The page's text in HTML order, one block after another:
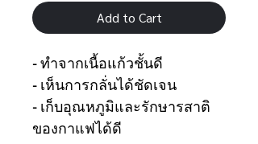
Add to Cart
- ทำจากเนื้อแก้วชั้นดี
- เห็นการกลั่นได้ชัดเจน
- เก็บอุณหภูมิและรักษารสาติ
ของกาแฟได้ดี